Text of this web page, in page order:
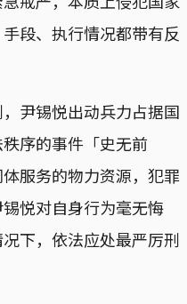
段、执行情况都带有反
尹锡悦出动兵力占据国
序的事件「史无前
服务的物力资源，犯罪
悦对自身行为毫无悔
下，依法应处最严厉刑